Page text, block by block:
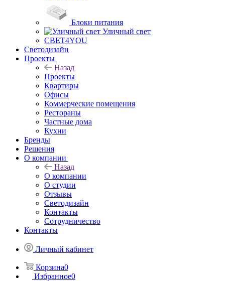
Блоки питания
Уличный свет
СВЕТ4YOU
Светодизайн
Проекты
Назад
Проекты
Квартиры
Офисы
Коммерческие помещения
Рестораны
Частные дома
Кухни
Бренды
Решения
О компании
Назад
О компании
О студии
Отзывы
Светодизайн
Контакты
Сотрудничество
Контакты
Личный кабинет
Корзина0
Избранное0